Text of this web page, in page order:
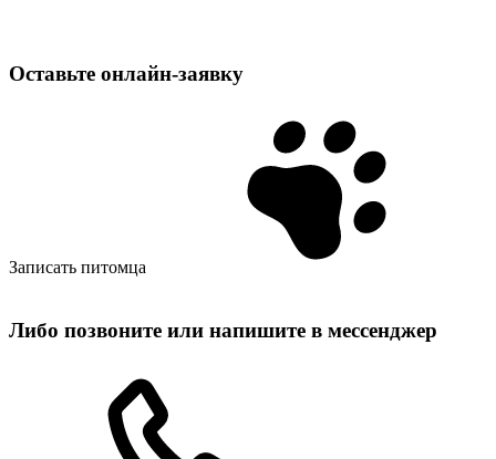
Оставьте онлайн‑заявку
Записать питомца
Либо позвоните или напишите в мессенджер